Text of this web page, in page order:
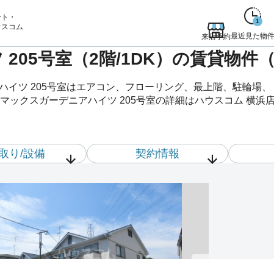
・
コム
来店予約
1
最近見た物件
号室（2階/1DK）の賃貸物件（
ツ 205号室はエアコン、フローリング、最上階、駐輪場、
ックスガーデニアハイツ 205号室の詳細はハウスコム 横浜
り/設備 契約情報